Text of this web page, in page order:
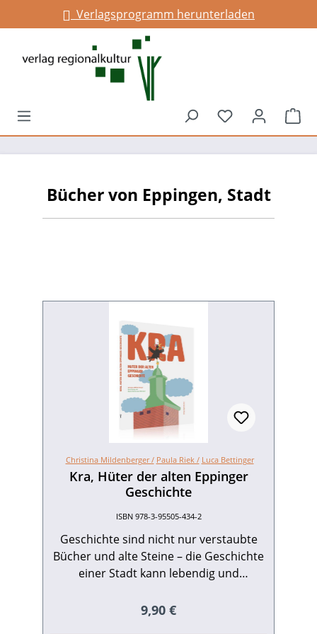
springenVerlagsprogramm herunterladen
Du hast 0
Bücher von Eppingen, Stadt
Christina Mildenberger / Paula Riek / Luca Bettinger
Kra, Hüter der alten Eppinger
Geschichte
ISBN 978-3-95505-434-2
Geschichte sind nicht nur verstaubte
Bücher und alte Steine – die Geschichte
einer Stadt kann lebendig und
Stein und in jedem Fachwerkhaus
Regulärer Preis:
9,90 €